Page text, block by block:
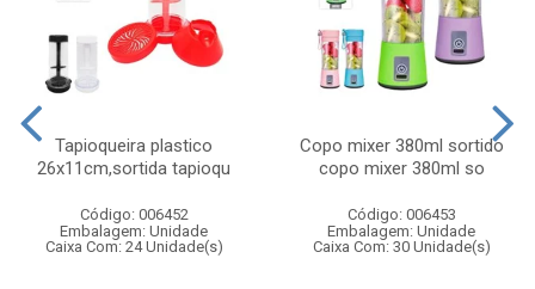
Tapioqueira plastico
26x11cm,sortida tapioqu
Código: 006452
Embalagem: Unidade
Caixa Com: 24 Unidade(s)
Copo mixer 380ml sortido
copo mixer 380ml so
Código: 006453
Embalagem: Unidade
Caixa Com: 30 Unidade(s)